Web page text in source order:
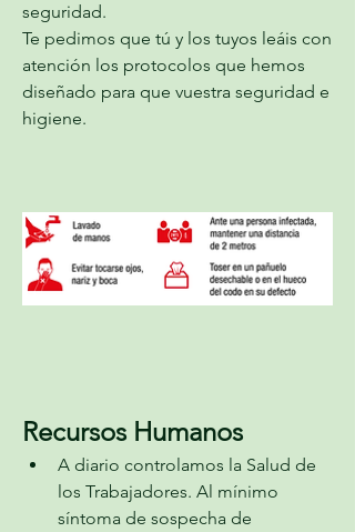
seguridad.
Te pedimos que tú y los tuyos leáis con
atención los protocolos que hemos
diseñado para que vuestra seguridad e
higiene.
Recursos Humanos
A diario controlamos la Salud de
los Trabajadores. Al mínimo
síntoma de sospecha de